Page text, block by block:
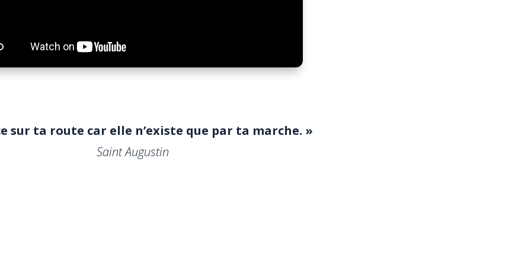
sur ta route car elle n’existe que par ta marche. »
Saint Augustin